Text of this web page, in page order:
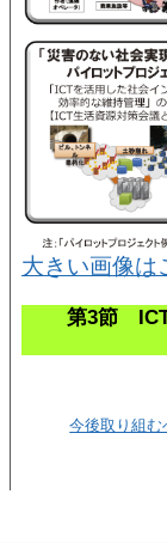
大きい画像は
第3節 ICT
今後取り組